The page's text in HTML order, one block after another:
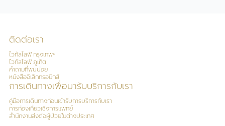
ติดต่อเรา
ไวทัลไลฟ์ กรุงเทพฯ
ไวทัลไลฟ์ ภูเก็ต
คำถามที่พบบ่อย
หนังสืออิเล็กทรอนิกส์
การเดินทางเพื่อมารับบริการกับเรา
คู่มือการเดินทางก่อนเข้ารับการบริการกับเรา
การท่องเที่ยวเชิงการแพทย์
สำนักงานส่งต่อผู้ป่วยในต่างประเทศ